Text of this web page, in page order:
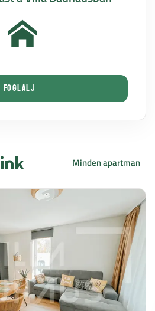
Foglalj
Minden apartman